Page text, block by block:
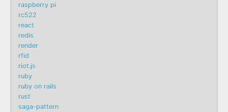
raspberry pi
rc522
react
redis
render
rfid
riot.js
ruby
ruby on rails
rust
saga-pattern